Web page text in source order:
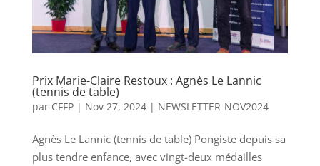
Prix Marie-Claire Restoux : Agnès Le Lannic
(tennis de table)
par CFFP| Nov 27, 2024| NEWSLETTER-NOV2024
Agnès Le Lannic (tennis de table) Pongiste depuis sa
plus tendre enfance, avec vingt-deux médailles